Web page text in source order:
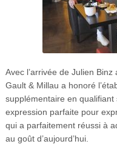
Avec l’arrivée de Julien
Gault & Millau a honoré
supplémentaire en
expression parfaite pour
qui a parfaitement réussi à
au goût d’aujourd’hui.